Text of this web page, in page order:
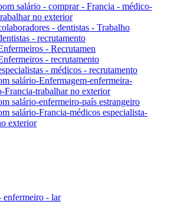
salário - comprar - Francia - médico-
no exterior
- dentistas - Trabalho
- recrutamento
- Recrutamen
- recrutamento
- médicos - recrutamento
salário-Enfermagem-enfermeira-
Francia-trabalhar no exterior
salário-enfermeiro-país estrangeiro
salário-Francia-médicos especialista-
exterior
enfermeiro - lar